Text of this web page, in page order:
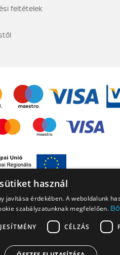
feltételek
a HIDDEN SIDE logó, a MINIFIGURES
használ
javítása érdekében. A weboldalunk
szabályzatunknak megfelelően.
CÉLZÁS